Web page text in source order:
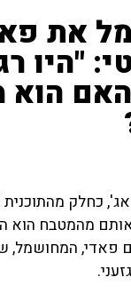
את
"היו
האם
כחלק
מהמטבח הוא
פאדי, המחושמל,